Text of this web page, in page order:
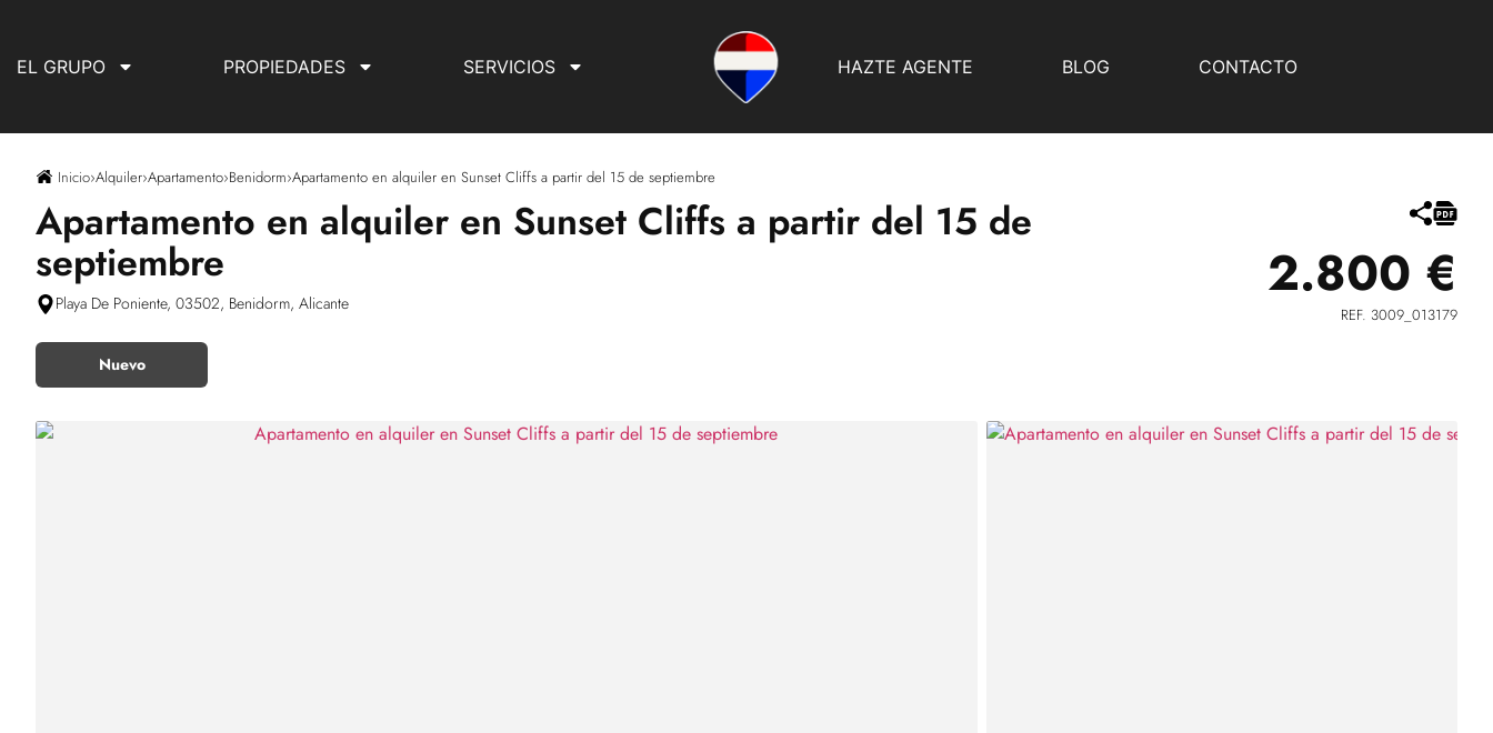
EL GRUPO PROPIEDADES SERVICIOS HAZTE AGENTE BLOG CONTACTO
Inicio›Alquiler›Apartamento›Benidorm›Apartamento en alquiler en Sunset Cliffs a partir del 15 de septiembre
Apartamento en alquiler en Sunset Cliffs a partir del 15 de
septiembre
Playa De Poniente, 03502, Benidorm, Alicante
Nuevo
2.800 €
REF. 3009_013179